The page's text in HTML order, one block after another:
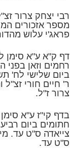
רבי יצחק צרור
מספר אזכורים
פראג'י עלוש
דף ק"א ע"א סימן
רחמים וזאן בפני
ביום שלישי לח'
ר' חיים חורי זצ"ל
צרור ז"ל.
בדף קי"ז ע"א
חתומים ביום
צייאדה ס"ט עד.
ס"ט עד.